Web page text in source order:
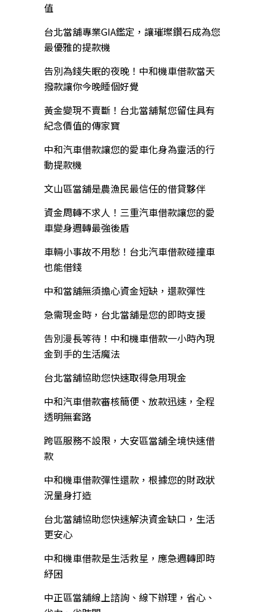
值
台北當舖專業GIA鑑定，讓璀璨鑽石成為您
最優雅的提款機
告別為錢失眠的夜晚！中和機車借款當天
撥款讓你今晚睡個好覺
黃金變現不賣斷！台北當舖幫您留住具有
紀念價值的傳家寶
中和汽車借款讓您的愛車化身為靈活的行
動提款機
文山區當舖是農漁民最信任的借貸夥伴
資金周轉不求人！三重汽車借款讓您的愛
車變身週轉最強後盾
車輛小事故不用愁！台北汽車借款碰撞車
也能借錢
中和當舖無須擔心資金短缺，還款彈性
急需現金時，台北當舖是您的即時支援
告別漫長等待！中和機車借款一小時內現
金到手的生活魔法
台北當舖協助您快速取得急用現金
中和汽車借款審核簡便、放款迅速，全程
透明無套路
跨區服務不設限，大安區當舖全境快速借
款
中和機車借款彈性還款，根據您的財政狀
況量身打造
台北當舖協助您快速解決資金缺口，生活
更安心
中和機車借款是生活救星，應急週轉即時
紓困
中正區當舖線上諮詢、線下辦理，省心、